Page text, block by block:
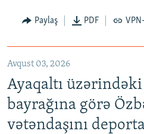
Paylaş PDF
Avqust 03, 2026
Ayaqaltı
bayrağına görə
vətəndaşını